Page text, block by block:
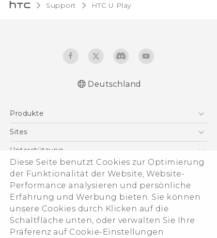
Diese Seite benutzt Cookies zur Optimierung
der Funktionalität der Website, Website-
Performance analysieren und persönliche
Erfahrung und Werbung bieten. Sie können
unsere Cookies durch Klicken auf die
Schaltfläche unten, oder verwalten Sie Ihre
Präferenz auf Cookie-Einstellungen
Support HTC U Play‎
behördliche Bestimmungen
English - Quick start guide
English - User manual
English - Safety and regulatory guide
Deutschland
Produkte
Smartphones
VIVE
Zubehör
Sites
HTC Dev
HTC Vive
Unterstützung
Unterstützung
eCommerce Support
Über HTC
ESG
Impressum
Investor
Cookie Preferences